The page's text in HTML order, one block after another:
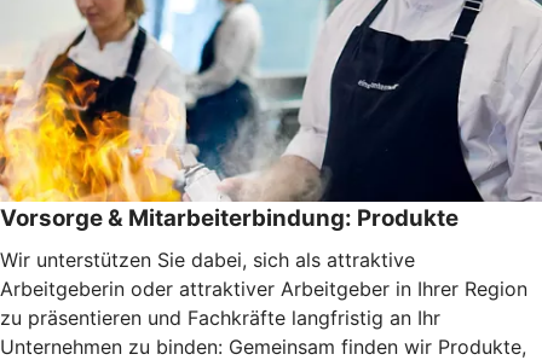
Vorsorge & Mitarbeiterbindung: Produkte
Wir unterstützen Sie dabei, sich als attraktive
Arbeitgeberin oder attraktiver Arbeitgeber in Ihrer Region
zu präsentieren und Fachkräfte langfristig an Ihr
Unternehmen zu binden: Gemeinsam finden wir Produkte,